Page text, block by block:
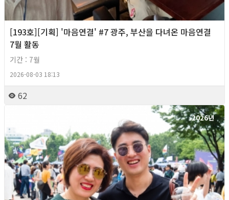
[193호][기획] '마음연결' #7 광주, 부산을 다녀온 마음연결
7월 활동
기간 : 7월
2026-08-03 18:13
62
2026년